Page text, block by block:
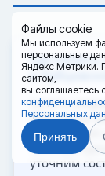
Файлы cookie
Мы используем
персональные
Яндекс Метрики.
сайтом,
вы соглашаетесь
Персональных
Принять
Где
в
Купить
Рубцовске
45-
уточним